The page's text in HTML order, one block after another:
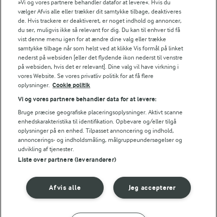
Årsrapport
FarmAhead™ Check rapport
Andelshaverinfo: Mælkepris
Fødevarestyrelsens smiley-rapporter for Arla Foods
Fødevarestyrelsens smiley-rapporter for Jörd
Fødevarestyrelsens smiley-rapporter for Lurpak PB
Følg
Betingelser for brug
»Vi og vores partnere behandler datafor at levere«. Hvis du
vælger Afvis alle eller trækker dit samtykke tilbage, deaktiveres
de. Hvis trackere er deaktiveret, er noget indhold og annoncer,
du ser, muligvis ikke så relevant for dig. Du kan til enhver tid få
vist denne menu igen for at ændre dine valg eller trække
samtykke tilbage når som helst ved at klikke Vis formål på linket
nederst på websiden [eller det flydende ikon nederst til venstre
på websiden, hvis det er relevant]. Dine valg vil have virkning i
vores Website. Se vores privatliv politik for at få flere
oplysninger. Cookie politik
Vi og vores partnere behandler data for at levere:
Bruge præcise geografiske placeringsoplysninger. Aktivt scanne
enhedskarakteristika til identifikation. Opbevare og/eller tilgå
oplysninger på en enhed. Tilpasset annoncering og indhold,
annoncerings- og indholdsmåling, målgruppeundersøgelser og
udvikling af tjenester.
Liste over partnere (leverandører)
Jeg accepterer
Afvis alle